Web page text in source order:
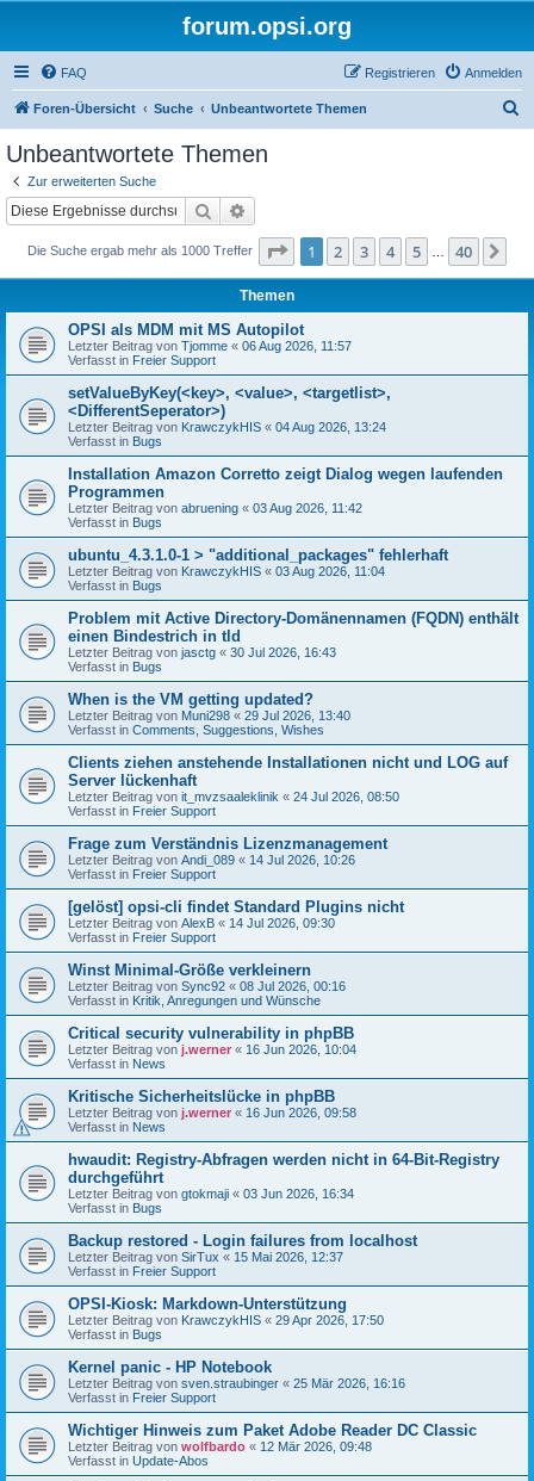
forum.opsi.org
FAQ Anmelden
Registrieren
Foren-Übersicht Suche Unbeantwortete Themen
Unbeantwortete Themen
Zur erweiterten Suche
Suche
Die Suche ergab mehr als 1000 Treffer Seite 1von 40
1 2 3 4 5 40
Themen
OPSI als MDM mit MS Autopilot
Letzter Beitrag von Tjomme « 06 Aug 2026, 11:57
Verfasst in Freier Support
setValueByKey(<key>, <value>, <targetlist>,
<DifferentSeperator>)
Letzter Beitrag von KrawczykHIS « 04 Aug 2026, 13:24
Verfasst in Bugs
Installation Amazon Corretto zeigt Dialog wegen laufenden
Programmen
Letzter Beitrag von abruening « 03 Aug 2026, 11:42
Verfasst in Bugs
ubuntu_4.3.1.0-1 > "additional_packages" fehlerhaft
Letzter Beitrag von KrawczykHIS « 03 Aug 2026, 11:04
Verfasst in Bugs
Problem mit Active Directory-Domänennamen (FQDN) enthält
einen Bindestrich in tld
Letzter Beitrag von jasctg « 30 Jul 2026, 16:43
Verfasst in Bugs
When is the VM getting updated?
Letzter Beitrag von Muni298 « 29 Jul 2026, 13:40
Verfasst in Comments, Suggestions, Wishes
Clients ziehen anstehende Installationen nicht und LOG auf
Server lückenhaft
Letzter Beitrag von it_mvzsaaleklinik « 24 Jul 2026, 08:50
Verfasst in Freier Support
Frage zum Verständnis Lizenzmanagement
Letzter Beitrag von Andi_089 « 14 Jul 2026, 10:26
Verfasst in Freier Support
[gelöst] opsi-cli findet Standard Plugins nicht
Letzter Beitrag von AlexB « 14 Jul 2026, 09:30
Verfasst in Freier Support
Winst Minimal-Größe verkleinern
Letzter Beitrag von Sync92 « 08 Jul 2026, 00:16
Verfasst in Kritik, Anregungen und Wünsche
Critical security vulnerability in phpBB
Letzter Beitrag von j.werner « 16 Jun 2026, 10:04
Verfasst in News
Kritische Sicherheitslücke in phpBB
Letzter Beitrag von j.werner « 16 Jun 2026, 09:58
Verfasst in News
hwaudit: Registry-Abfragen werden nicht in 64-Bit-Registry
durchgeführt
Letzter Beitrag von gtokmaji « 03 Jun 2026, 16:34
Verfasst in Bugs
Backup restored - Login failures from localhost
Letzter Beitrag von SirTux « 15 Mai 2026, 12:37
Verfasst in Freier Support
OPSI-Kiosk: Markdown-Unterstützung
Letzter Beitrag von KrawczykHIS « 29 Apr 2026, 17:50
Verfasst in Bugs
Kernel panic - HP Notebook
Letzter Beitrag von sven.straubinger « 25 Mär 2026, 16:16
Verfasst in Freier Support
Wichtiger Hinweis zum Paket Adobe Reader DC Classic
Letzter Beitrag von wolfbardo « 12 Mär 2026, 09:48
Verfasst in Update-Abos